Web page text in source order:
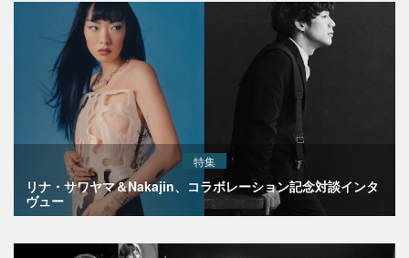
特集
リナ・サワヤマ＆Nakajin、コラボレーション記念対談インタ
ヴュー